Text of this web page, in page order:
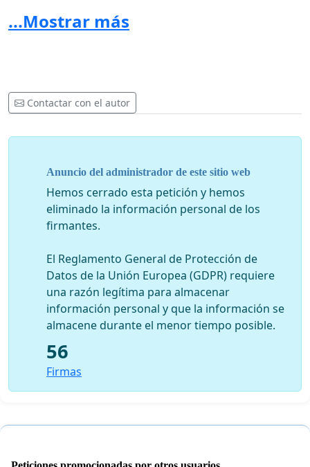
parecer utópico. Mientras tanto, en este decálogo
complementarios.
Pacto ideológico Hispanista
A. Lo que todos los hispanistas APOYAMOS y que
...Mostrar más
Contactar con el autor
Anuncio del administrador de este sitio web
Hemos cerrado esta petición y hemos
eliminado la información personal de los
firmantes.
El Reglamento General de Protección de
Datos de la Unión Europea (GDPR) requiere
una razón legítima para almacenar
información personal y que la información se
almacene durante el menor tiempo posible.
56
Firmas